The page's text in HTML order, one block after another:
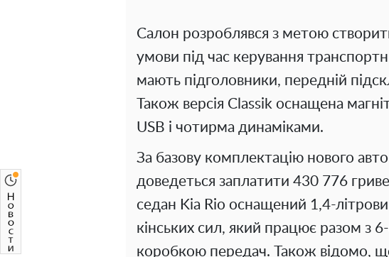
Салон розроблявся з метою
умови під час керування
мають підголовники, передній
Також версія Classik оснащена
USB і чотирма динаміками.
За базову комплектацію нового
доведеться заплатити 430 776
седан Kia Rio оснащений 1,4-
кінських сил, який працює разом з
коробкою передач. Також відомо,